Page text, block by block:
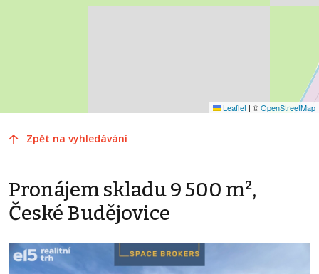
Leaflet | ©OpenStreetMap
Zpět na vyhledávání
Pronájem skladu 9 500 m²,
České Budějovice